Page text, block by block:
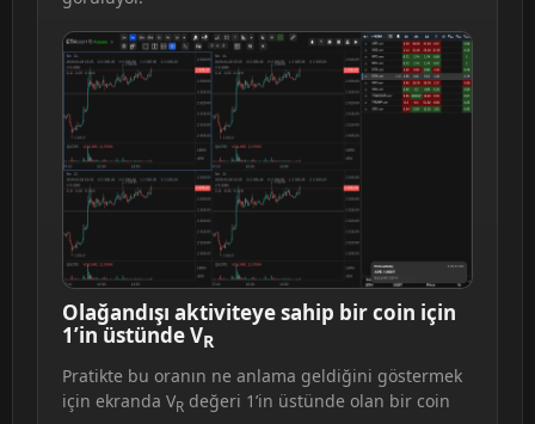
Olağandışı aktiviteye sahip bir coin için
1’in üstünde VR
Pratikte bu oranın ne anlama geldiğini göstermek
için ekranda VR değeri 1’in üstünde olan bir coin